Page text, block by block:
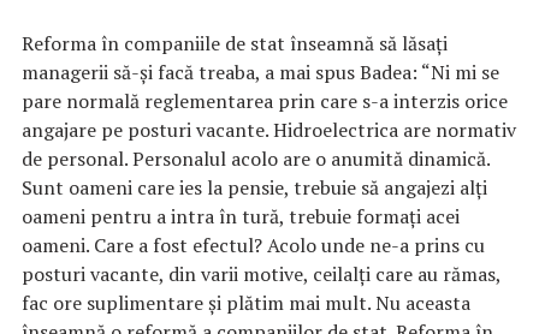
Reforma în companiile de stat înseamnă să lăsați
managerii să-și facă treaba, a mai spus Badea: “Ni mi se
pare normală reglementarea prin care s-a interzis orice
angajare pe posturi vacante. Hidroelectrica are normativ
de personal. Personalul acolo are o anumită dinamică.
Sunt oameni care ies la pensie, trebuie să angajezi alți
oameni pentru a intra în tură, trebuie formați acei
oameni. Care a fost efectul? Acolo unde ne-a prins cu
posturi vacante, din varii motive, ceilalți care au rămas,
fac ore suplimentare și plătim mai mult. Nu aceasta